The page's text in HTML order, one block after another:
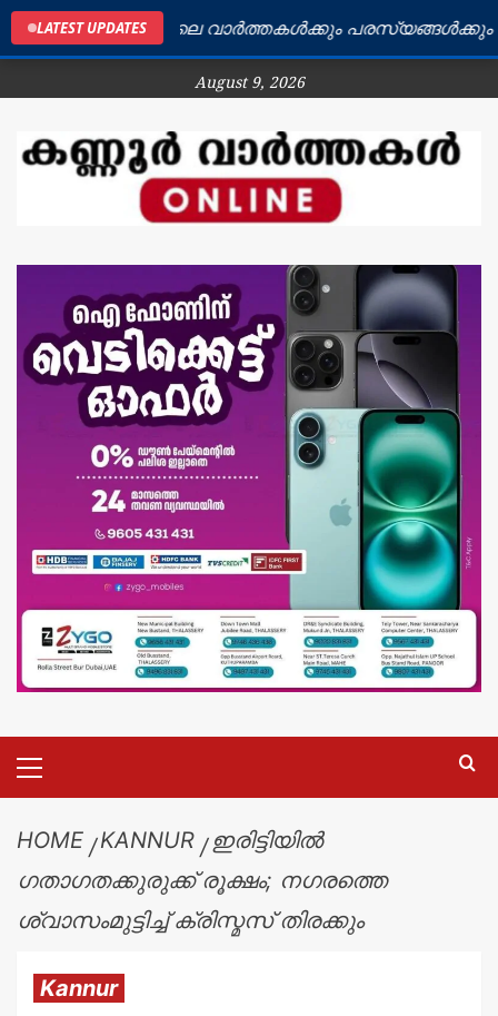
LATEST UPDATES
ജില്ലയിലെ വാർത്തകൾക്കും പരസ്യങ്ങൾക്കും
August 9, 2026
HOME KANNUR
ഇരിട്ടിയിൽ
ഗതാഗതക്കുരുക്ക് രൂക്ഷം; നഗരത്തെ
ശ്വാസംമുട്ടിച്ച് ക്രിസ്മസ് തിരക്കും
Kannur